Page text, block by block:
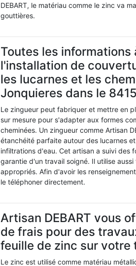
DEBART, le matériau comme le zinc va
gouttières.
Toutes les informations
l'installation de
les lucarnes et les
Jonquieres dans le
Le zingueur peut fabriquer et mettre en
sur mesure pour s'adapter aux formes
cheminées. Un zingueur comme Artisan
étanchéité parfaite autour des lucarnes
infiltrations d'eau. Cet artisan a suivi des
garantie d'un travail soigné. Il utilise
appropriés. Afin d'avoir les
le téléphoner directement.
Artisan DEBART vous
de frais pour des
feuille de zinc sur votre
Le zinc est utilisé comme matériau